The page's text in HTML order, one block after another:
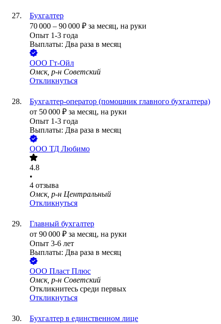
Бухгалтер
70 000 – 90 000 ₽ за месяц, на руки
Опыт 1-3 года
Выплаты: Два раза в месяц
ООО Гт-Ойл
Омск, р-н Советский
Откликнуться
Бухгалтер-оператор (помощник главного бухгалтера)
от 50 000 ₽ за месяц, на руки
Опыт 1-3 года
Выплаты: Два раза в месяц
ООО ТД Любимо
4.8
•
4 отзыва
Омск, р-н Центральный
Откликнуться
Главный бухгалтер
от 90 000 ₽ за месяц, на руки
Опыт 3-6 лет
Выплаты: Два раза в месяц
ООО Пласт Плюс
Омск, р-н Советский
Откликнитесь среди первых
Откликнуться
Бухгалтер в единственном лице